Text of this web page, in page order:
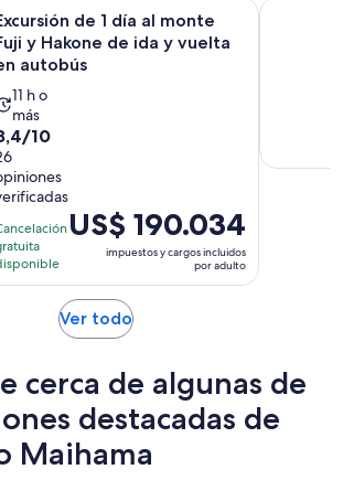
de 1 día al monte
y Hakone de ida y vuelta
autobús
La
actividad
dura
11
horas
11 h o
más
10
El
precio
de
US$ 190.034.
por
US$ 190.034
impuestos y cargos incluidos
por adulto
al monte Fuji y Hakone de ida y vuelta en
Mt.
Ver todoSe
una
nueva
pestaña
cerca de algunas de
destacadas de
Maihama